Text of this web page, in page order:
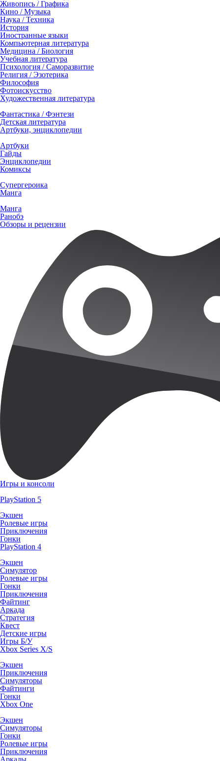
Живопись / Графика
Кино / Музыка
Наука / Техника
История
Иностранные языки
Компьютерная литература
Медицина / Биология
Учебная литература
Психология / Саморазвитие
Религия / Эзотерика
Философия
Фотоискусство
Художественная литература
Фантастика / Фэнтези
Детская литература
Артбуки, энциклопедии
Артбуки
Гайды
Энциклопедии
Комиксы
Супергероика
Манга
Манга
Ранобэ
Обзоры и рецензии
Игры и консоли
PlayStation 5
Экшен
Ролевые игры
Приключения
Гонки
PlayStation 4
Экшен
Симулятор
Ролевые игры
Гонки
Приключения
Файтинг
Аркада
Стратегия
Квест
Детские игры
Игры Б/У
Xbox Series X/S
Экшен
Приключения
Симуляторы
Файтинги
Гонки
Xbox One
Экшен
Симуляторы
Гонки
Ролевые игры
Приключения
Аркады